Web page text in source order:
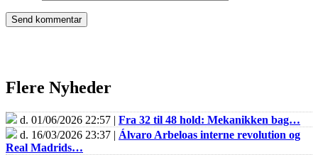
Flere Nyheder
d. 01/06/2026 22:57 | Fra 32 til 48 hold: Mekanikken bag…
d. 16/03/2026 23:37 | Álvaro Arbeloas interne revolution og
Real Madrids…